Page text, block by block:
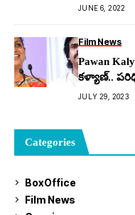
JUNE 6, 2022
Film News
Pawan
క‌ళ్యాణ్..
JULY 29, 2023
Categories
BoxOffice
Film News